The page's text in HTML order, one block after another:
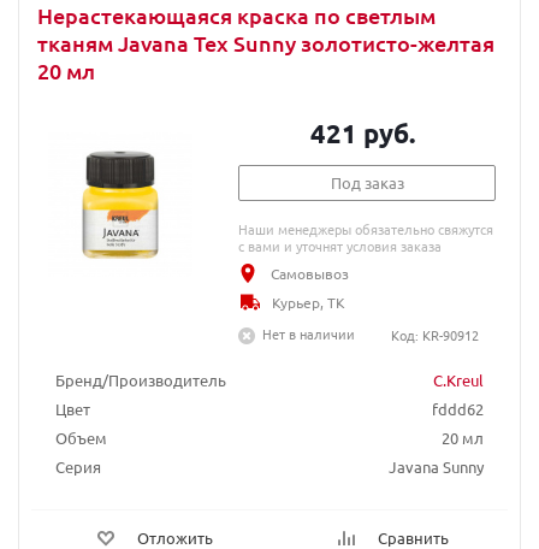
Нерастекающаяся краска по светлым
тканям Javana Tex Sunny золотисто-желтая
20 мл
Бренд/Производитель
C.Kreul
Цвет
fddd62
Объем
20 мл
Серия
Javana Sunny
Отложить Сравнить
421 руб.
Под заказ
Наши менеджеры обязательно свяжутся
с вами и уточнят условия заказа
Самовывоз
Курьер, ТК
Нет в наличии
Код: KR-90912